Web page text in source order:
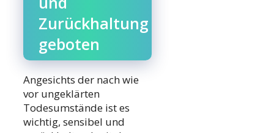
Zurückhaltung
geboten
Angesichts der nach wie
vor ungeklärten
Todesumstände ist es
wichtig, sensibel und